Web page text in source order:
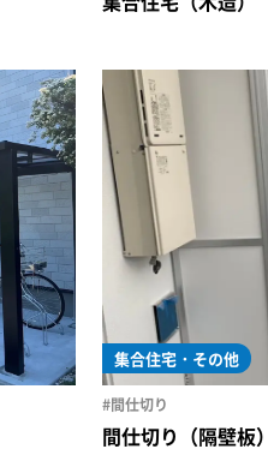
集合住宅・その他
#間仕切り
間仕切り（隔壁板）